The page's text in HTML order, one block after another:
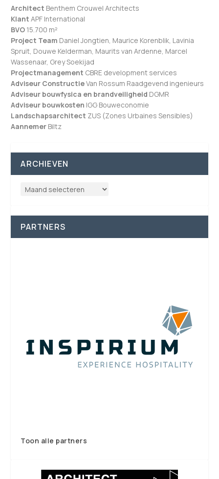
Architect Benthem Crouwel Architects
Klant APF International
BVO 15.700 m²
Project Team Daniel Jongtien, Maurice Korenblik, Lavinia
Spruit, Douwe Kelderman, Maurits van Ardenne, Marcel
Wassenaar, Grey Soekijad
Projectmanagement CBRE development services
Adviseur ConstructieVan Rossum Raadgevend ingenieurs
Adviseur bouwfysica en brandveiligheid DGMR
Adviseur bouwkosten IGG Bouweconomie
Landschapsarchitect ZUS (Zones Urbaines Sensibles)
Aannemer Biltz
ARCHIEVEN
PARTNERS
Toon alle partners